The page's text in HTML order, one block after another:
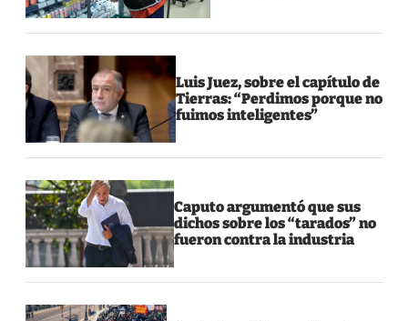
Luis Juez, sobre el capítulo de
Tierras: “Perdimos porque no
fuimos inteligentes”
Caputo argumentó que sus
dichos sobre los “tarados” no
fueron contra la industria